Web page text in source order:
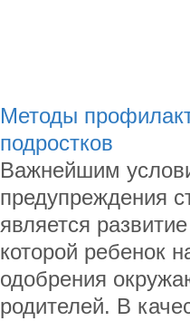
Методы
подростков
Важнейшим
предупреждения
является
которой ребенок
одобрения
родителей. В